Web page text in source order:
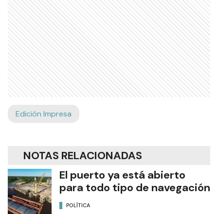
Edición Impresa
NOTAS RELACIONADAS
El puerto ya está abierto
para todo tipo de navegación
POLÍTICA